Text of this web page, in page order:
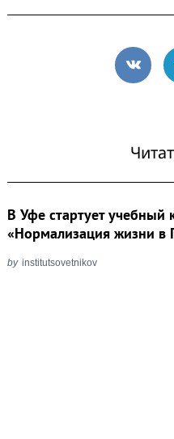
VK
В Уфе стартует учебный
«Нормализация жизни
by institutsovetnikov